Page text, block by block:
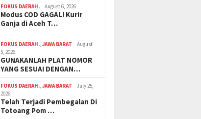
FOKUS DAERAH. August 6, 2026
Modus COD GAGAL! Kurir
Ganja di Aceh T…
FOKUS DAERAH. ,JAWA BARAT
August
5, 2026
GUNAKANLAH PLAT NOMOR
YANG SESUAI DENGAN…
FOKUS DAERAH. ,JAWA BARAT
July 25,
2026
Telah Terjadi Pembegalan Di
Totoang Pom …